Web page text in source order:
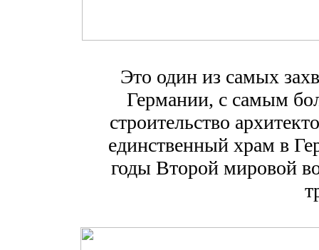
Это один из самых
Германии, с самым
строительство
единственный храм в
годы Второй мировой